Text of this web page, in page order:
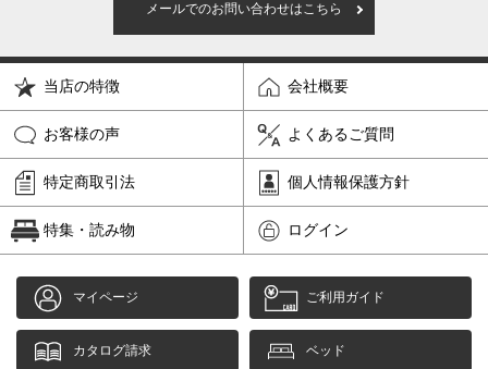
メールでのお問い合わせはこちら
当店の特徴 会社概要
お客様の声 よくあるご質問
特定商取引法 個人情報保護方針
特集・読み物 ログイン
マイページ ご利用ガイド
カタログ請求 ベッド